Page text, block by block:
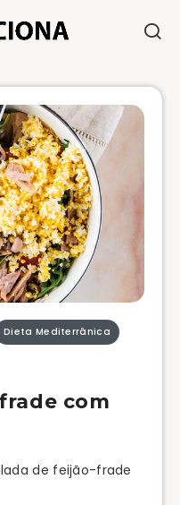
Dieta Mediterrânica
com
de feijão-frade